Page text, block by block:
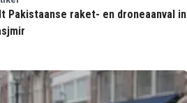
Pakistaanse raket- en droneaanval in